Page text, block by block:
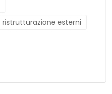
ristrutturazione esterni